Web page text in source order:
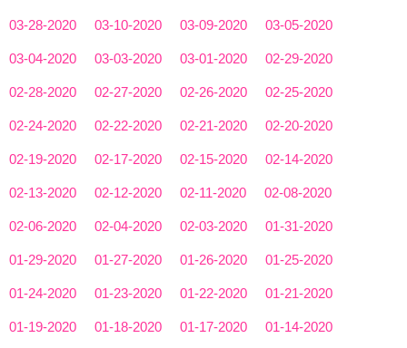
03-28-2020 03-10-2020 03-09-2020 03-05-2020
03-04-2020 03-03-2020 03-01-2020 02-29-2020
02-28-2020 02-27-2020 02-26-2020 02-25-2020
02-24-2020 02-22-2020 02-21-2020 02-20-2020
02-19-2020 02-17-2020 02-15-2020 02-14-2020
02-13-2020 02-12-2020 02-11-2020 02-08-2020
02-06-2020 02-04-2020 02-03-2020 01-31-2020
01-29-2020 01-27-2020 01-26-2020 01-25-2020
01-24-2020 01-23-2020 01-22-2020 01-21-2020
01-19-2020 01-18-2020 01-17-2020 01-14-2020